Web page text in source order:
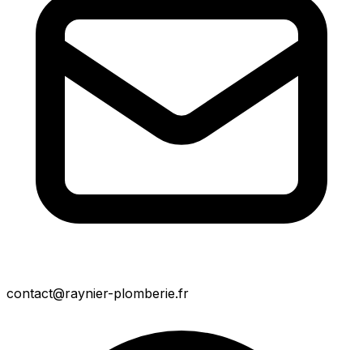
contact@raynier-plomberie.fr